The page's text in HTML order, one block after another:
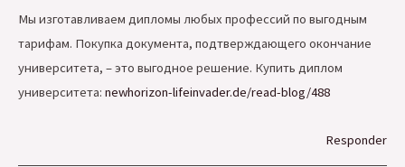
Мы изготавливаем дипломы любых профессий по выгодным
тарифам. Покупка документа, подтверждающего окончание
университета, – это выгодное решение. Купить диплом
университета: newhorizon-lifeinvader.de/read-blog/488
Responder